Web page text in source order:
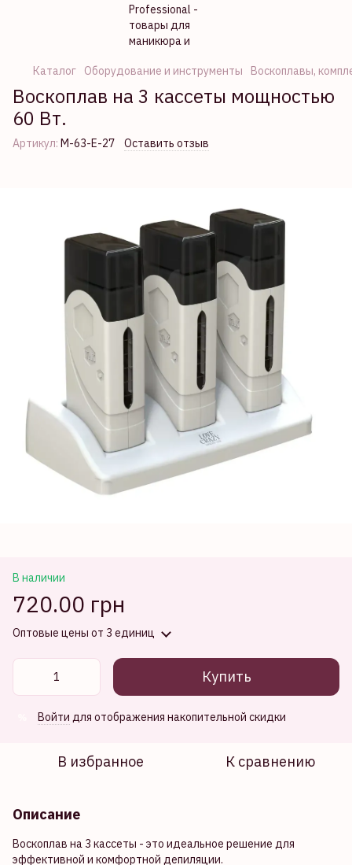
Каталог Оборудование и инструменты Воскоплавы,
Воскоплав на 3 кассеты мощностью
60 Вт.
Артикул: М-63-E-27 Оставить отзыв
В наличии
720.00 грн
Оптовые цены от 3 единиц
Купить
Войти для отображения накопительной скидки
В избранное К сравнению
Описание
Воскоплав на 3 кассеты - это идеальное решение для
эффективной и комфортной депиляции.